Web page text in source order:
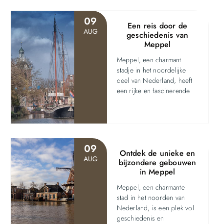
09
AUG
Een reis door de
geschiedenis van
Meppel
Meppel, een charmant
stadje in het noordelijke
deel van Nederland, heeft
een rijke en fascinerende
09
AUG
Ontdek de unieke en
bijzondere gebouwen
in Meppel
Meppel, een charmante
stad in het noorden van
Nederland, is een plek vol
geschiedenis en